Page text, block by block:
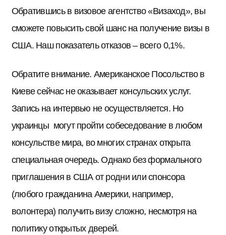
Обратившись в визовое агентство «Визаход», вы
сможете повысить свой шанс на получение визы в
США. Наш показатель отказов – всего 0,1%.
Обратите внимание. Американское Посольство в
Киеве сейчас не оказывает консульских услуг.
Запись на интервью не осуществляется. Но
украинцы могут пройти собеседование в любом
консульстве мира, во многих странах открыта
специальная очередь. Однако без формального
приглашения в США от родни или спонсора
(любого гражданина Америки, например,
волонтера) получить визу сложно, несмотря на
политику открытых дверей.